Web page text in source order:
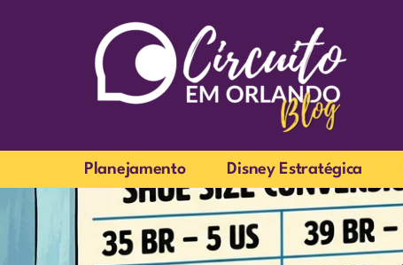
Planejamento Disney Estratégica